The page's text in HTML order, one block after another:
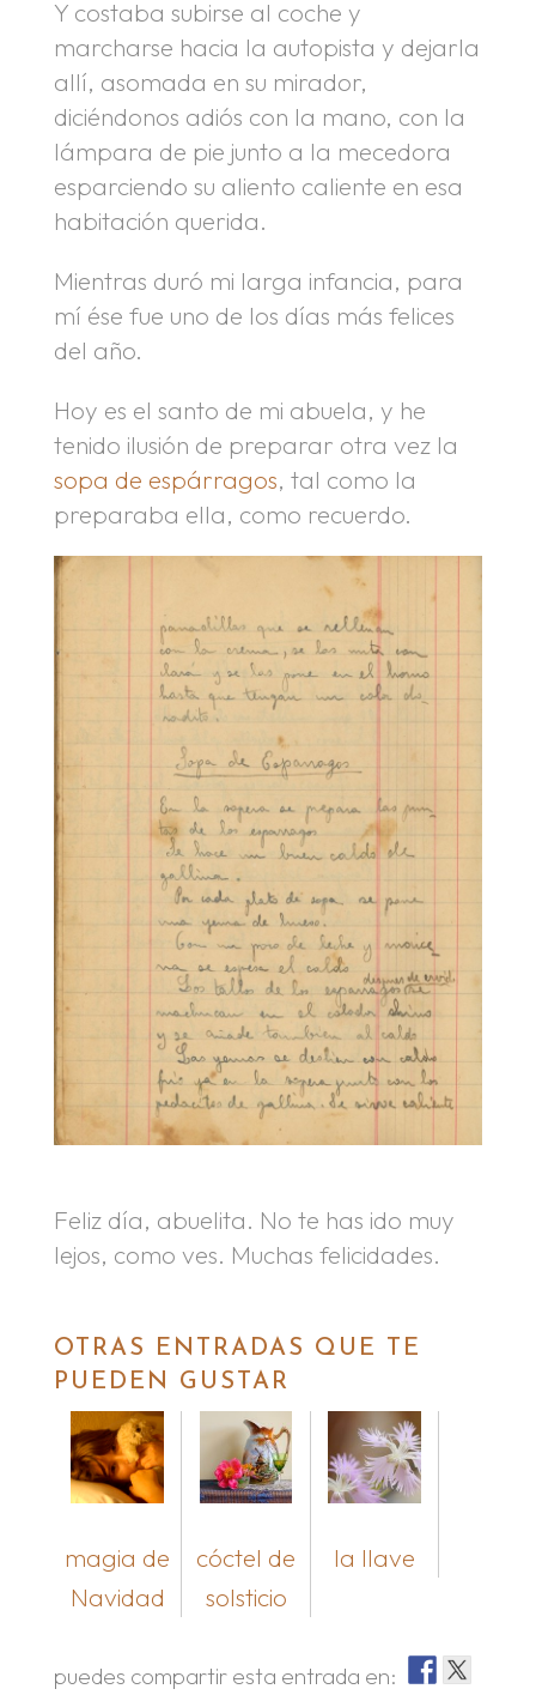
Y costaba subirse al coche y
marcharse hacia la autopista y dejarla
allí, asomada en su mirador,
diciéndonos adiós con la mano, con la
lámpara de pie junto a la mecedora
esparciendo su aliento caliente en esa
habitación querida.
Mientras duró mi larga infancia, para
mí ése fue uno de los días más felices
del año.
Hoy es el santo de mi abuela, y he
tenido ilusión de preparar otra vez la
sopa de espárragos, tal como la
preparaba ella, como recuerdo.
Feliz día, abuelita. No te has ido muy
lejos, como ves. Muchas felicidades.
OTRAS ENTRADAS QUE TE
PUEDEN GUSTAR
magia de
Navidad
cóctel de
solsticio
la llave
puedes compartir esta entrada en: